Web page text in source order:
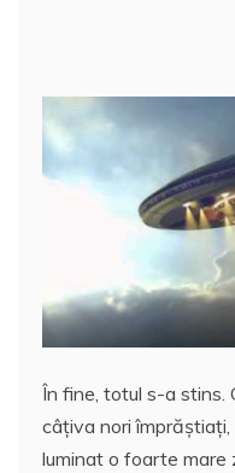
În fine, totul s-a stins.
câţiva nori
luminat o foarte mare